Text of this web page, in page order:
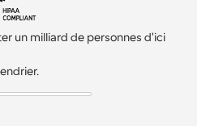
un milliard de personnes d'ici